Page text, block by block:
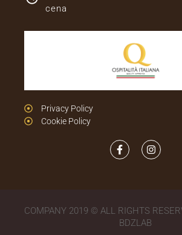
cena
Privacy Policy
Cookie Policy
COMPANY 2019 © ALL RIGHTS
BDZLAB